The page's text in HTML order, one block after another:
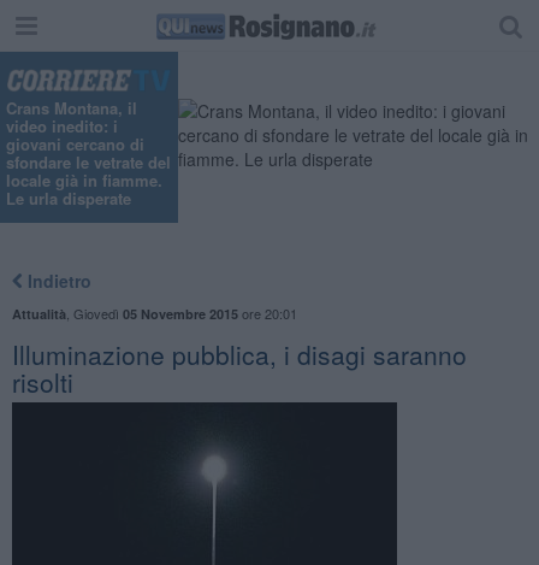
Crans Montana, il
video inedito: i
giovani cercano di
sfondare le vetrate del
locale già in fiamme.
Le urla disperate
Indietro
Attualità Giovedì 05 Novembre 2015ore 20:01
Illuminazione pubblica, i disagi saranno
risolti